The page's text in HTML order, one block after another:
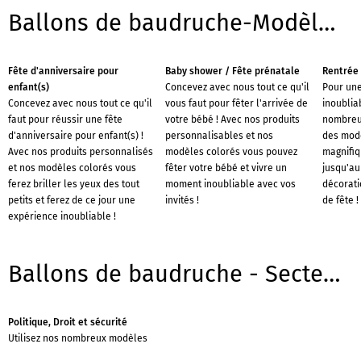
Ballons de baudruche-Modèles pour les occasions
Fête d'anniversaire pour
enfant(s)
Concevez avec nous tout ce qu'il
faut pour réussir une fête
d'anniversaire pour enfant(s) !
Avec nos produits personnalisés
et nos modèles colorés vous
ferez briller les yeux des tout
petits et ferez de ce jour une
expérience inoubliable !
Baby shower / Fête prénatale
Concevez avec nous tout ce qu'il
vous faut pour fêter l'arrivée de
votre bébé ! Avec nos produits
personnalisables et nos
modèles colorés vous pouvez
fêter votre bébé et vivre un
moment inoubliable avec vos
invités !
Pour
des
de fête !
Ballons de baudruche - Secteurs
Politique, Droit et sécurité
Utilisez nos nombreux modèles